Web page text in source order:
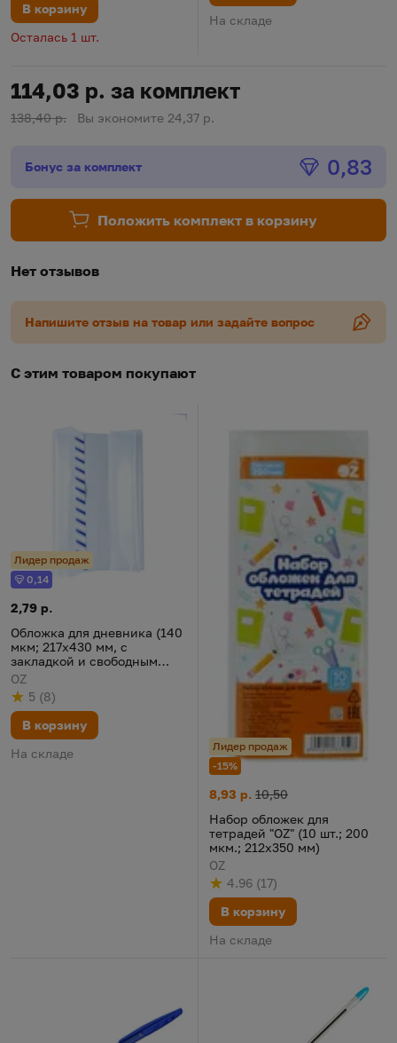
В корзину
Осталась 1 шт.
На складе
114,03 р. за комплект
138,40 р. Вы экономите 24,37 р.
Бонус за комплект Бонус
0,83
Положить комплект в корзину
Нет отзывов
Напишите отзыв на товар или задайте вопрос
С этим товаром покупают
Лидер продаж
Бонус
0,14
Обложка для дневника (140 мкм; 217х430 мм, с закладкой и
Цена:
2,79 р.
Обложка для дневника (140
мкм; 217х430 мм, с
закладкой и свободным
клапаном)
OZ
Рейтинг
5
из 5 (
по результату
8
голосов)
В корзину
На складе
Лидер продаж
-15%
Набор обложек для тетрадей
Цена:
8,93 р.
Старая цена:
10,50
Набор обложек для
тетрадей "OZ" (10 шт.; 200
мкм.; 212x350 мм)
OZ
Рейтинг
4.96
из 5 (
по результату
17
голосов
)
В корзину
На складе